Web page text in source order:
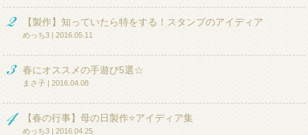
【製作】知っていたら特をする！スタンプのアイディア
めっち3 | 2016.05.11
春にオススメの手遊び5選☆
まさ子 | 2016.04.08
【春の行事】母の日製作⭐アイディア集
めっち3 | 2016.04.25